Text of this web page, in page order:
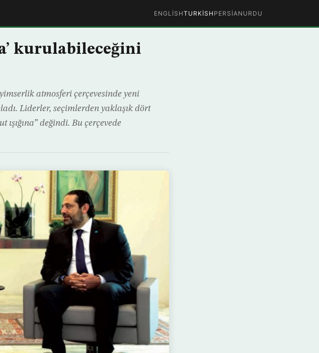
ENGLISHTURKISH PERSIAN URDU
kurulabileceğini
atmosferi çerçevesinde yeni
Liderler, seçimlerden yaklaşık dört
değindi. Bu çerçevede